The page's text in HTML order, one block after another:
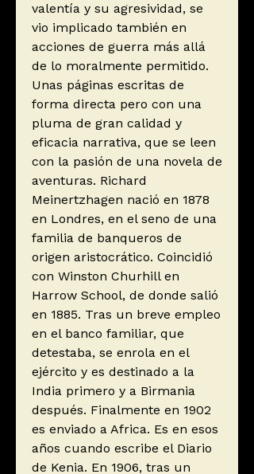
valentía y su agresividad, se
vio implicado también en
acciones de guerra más allá
de lo moralmente permitido.
Unas páginas escritas de
forma directa pero con una
pluma de gran calidad y
eficacia narrativa, que se leen
con la pasión de una novela de
aventuras. Richard
Meinertzhagen nació en 1878
en Londres, en el seno de una
familia de banqueros de
origen aristocrático. Coincidió
con Winston Churhill en
Harrow School, de donde salió
en 1885. Tras un breve empleo
en el banco familiar, que
detestaba, se enrola en el
ejército y es destinado a la
India primero y a Birmania
después. Finalmente en 1902
es enviado a Africa. Es en esos
años cuando escribe el Diario
de Kenia. En 1906, tras un